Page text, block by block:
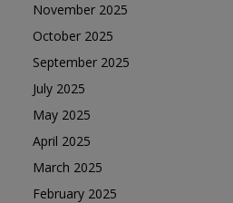
November 2025
October 2025
September 2025
July 2025
May 2025
April 2025
March 2025
February 2025